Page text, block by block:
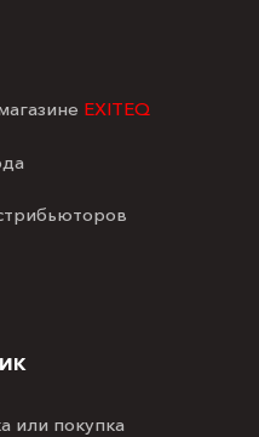
EXITEQ
или покупка